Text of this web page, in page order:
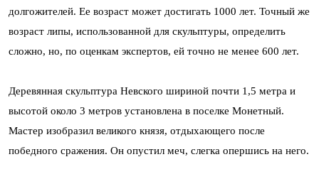
долгожителей. Ее возраст может достигать 1000 лет. Точный же
возраст липы, использованной для скульптуры, определить
сложно, но, по оценкам экспертов, ей точно не менее 600 лет.
Деревянная скульптура Невского шириной почти 1,5 метра и
высотой около 3 метров установлена в поселке Монетный.
Мастер изобразил великого князя, отдыхающего после
победного сражения. Он опустил меч, слегка опершись на него.